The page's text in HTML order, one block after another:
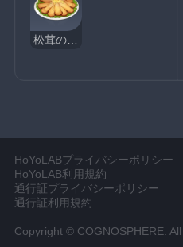
松茸のバター焼き
HoYoLABプライバシーポリシー
HoYoLAB利用規約
通行証プライバシーポリシー
通行証利用規約
Copyright © COGNOSPHERE.